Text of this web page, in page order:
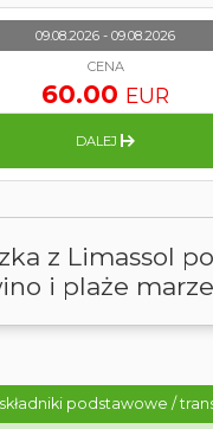
z Limassol
i plaże
składniki podstawowe /
09.08.2026 - 09.08.2026
CENA
60.00 EUR
DALEJ